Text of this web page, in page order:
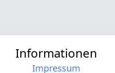
Informationen
Impressum